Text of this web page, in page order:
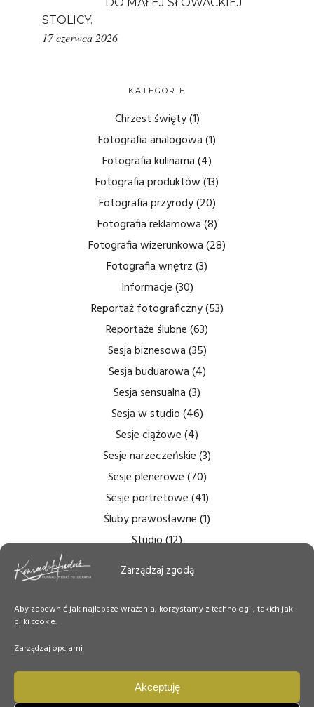
Zarządzaj zgodą
Aby zapewnić jak najlepsze wrażenia, korzystamy z technologii, takich jak
pliki cookie.
Zarządzaj opcjami
Akceptuję
STOLICY.
17 czerwca 2026
KATEGORIE
Chrzest święty(1)
Fotografia analogowa(1)
Fotografia kulinarna(4)
Fotografia produktów(13)
Fotografia przyrody(20)
Fotografia reklamowa(8)
Fotografia wizerunkowa(28)
Fotografia wnętrz(3)
Informacje(30)
Reportaż fotograficzny(53)
Reportaże ślubne(63)
Sesja biznesowa(35)
Sesja buduarowa(4)
Sesja sensualna(3)
Sesja w studio(46)
Sesje ciążowe(4)
Sesje narzeczeńskie(3)
Sesje plenerowe(70)
Sesje portretowe(41)
Śluby prawosławne(1)
Studio(12)
Zdjęcia bezcieniowe
Zdjęcia ślubne(14)
Zdjęcie Dnia(50)